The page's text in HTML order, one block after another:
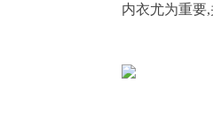
内衣尤为重要,